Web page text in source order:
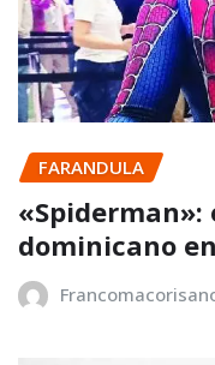
FARANDULA
«Spiderman»:
dominicano